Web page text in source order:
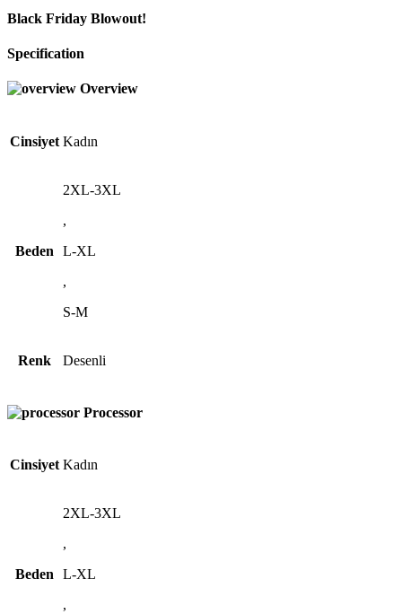
Black Friday Blowout!
Specification
Overview
Cinsiyet Kadın
Beden
2XL-3XL
,
L-XL
,
S-M
Renk Desenli
Processor
Cinsiyet Kadın
Beden
2XL-3XL
,
L-XL
,